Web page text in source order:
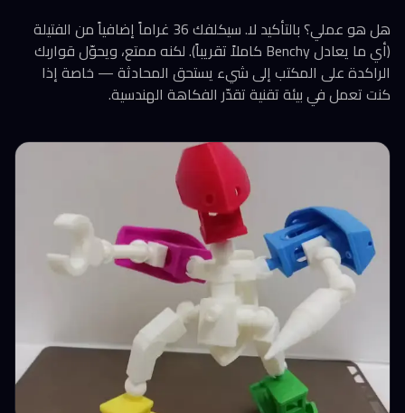
هل هو عملي؟ بالتأكيد لا. سيكلفك 36 غراماً إضافياً من الفتيلة
(أي ما يعادل Benchy كاملاً تقريباً). لكنه ممتع، ويحوّل قواربك
الراكدة على المكتب إلى شيء يستحق المحادثة — خاصة إذا
كنت تعمل في بيئة تقنية تقدّر الفكاهة الهندسية.